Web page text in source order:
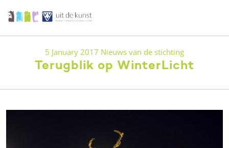
5 January 2017 Nieuws van de stichting
Terugblik op WinterLicht